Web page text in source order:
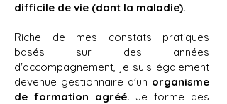
difficile de vie (dont la maladie).
Riche de mes constats pratiques
basés sur des années
d'accompagnement, je suis également
devenue gestionnaire d'un organisme
de formation agréé. Je forme des